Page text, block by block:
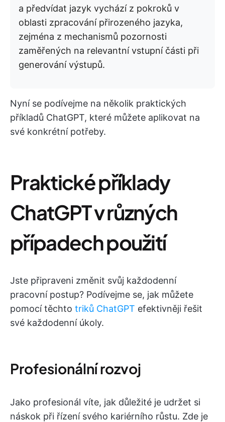
a předvídat jazyk vychází z pokroků v
oblasti zpracování přirozeného jazyka,
zejména z mechanismů pozornosti
zaměřených na relevantní vstupní části při
generování výstupů.
Nyní se podívejme na několik praktických
příkladů ChatGPT, které můžete aplikovat na
své konkrétní potřeby.
Praktické příklady
ChatGPT v různých
případech použití
Jste připraveni změnit svůj každodenní
pracovní postup? Podívejme se, jak můžete
pomocí těchto triků ChatGPT efektivněji řešit
své každodenní úkoly.
Profesionální rozvoj
Jako profesionál víte, jak důležité je udržet si
náskok při řízení svého kariérního růstu. Zde je